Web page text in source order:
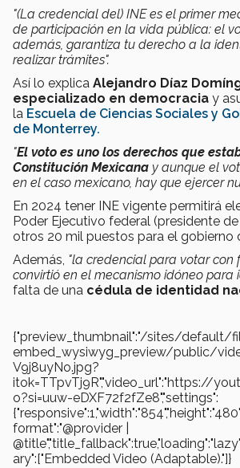
"(La credencial del) INE es el primer
de participación en la vida pública: el
además, garantiza tu derecho a la
realizar trámites".
Así lo explica Alejandro Díaz
especializado en democracia y
la Escuela de Ciencias Sociales y
de Monterrey.
"El voto es uno los derechos que
Constitución Mexicana y aunque el
en el caso mexicano, hay que ejercer
En 2024 tener INE vigente permitirá
Poder Ejecutivo federal (presidente
otros 20 mil puestos para el gobierno
Además, "la credencial para votar con
convirtió en el mecanismo idóneo para
falta de una cédula de identidad
{"preview_thumbnail":"/sites/default/
embed_wysiwyg_preview/public/
V9j8uyNo.jpg?
itok=TTpvTj9R","video_url":"https://
o?si=uuw-eDXF72f2fZe8","settings":
format":"@provider |
ary":["Embedded Video (Adaptable)."]}